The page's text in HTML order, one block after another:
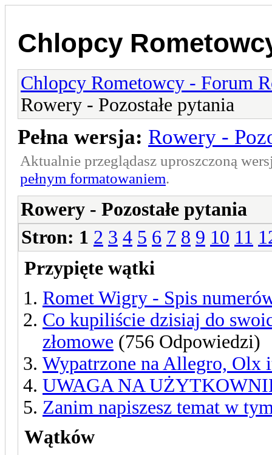
Chlopcy
Chlopcy Rometowcy - Forum
Rowery - Pozostałe pytania
Pełna wersja: Rowery -
Aktualnie przeglądasz uproszczoną
pełnym formatowaniem.
Rowery - Pozostałe pytania
Stron: 1 2 3 4 5 6 7 8 9 10 11
Przypięte wątki
Romet Wigry - Spis
Co kupiliście dzisiaj do
złomowe (756 Odpowiedzi)
Wypatrzone na Allegro, Olx
UWAGA NA
Zanim napiszesz temat w
Wątków